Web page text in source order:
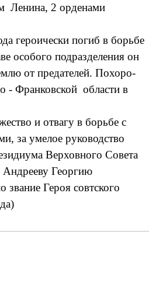
Ленина, 2 орденами
героически погиб в борьбе
особого подразделения он
от предателей. Похоро-
- Франковской области в
и отвагу в борьбе с
за умелое руководство
Верховного Совета
Георгию
звание Героя совтского